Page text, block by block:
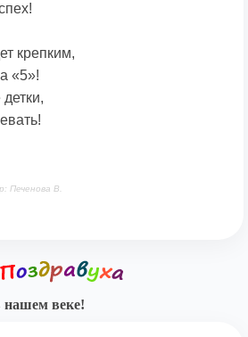
крепким,
«5»!
Печенова В.
веке!